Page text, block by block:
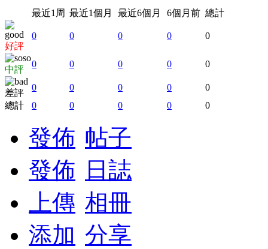
最近1周 最近1個月 最近6個月 6個月前 總計
好評
0 0 0 0 0
中評
0 0 0 0 0
差評
0 0 0 0
0
總計
0 0 0 0 0
發佈 帖子
發佈
日誌
上傳 相冊
添加 分享